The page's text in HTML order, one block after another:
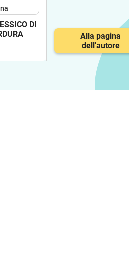
DI
Alla pagina
dell'autore